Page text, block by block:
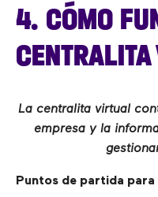
4. CÓMO
La centralita virtual
empresa y la
Puntos de partida